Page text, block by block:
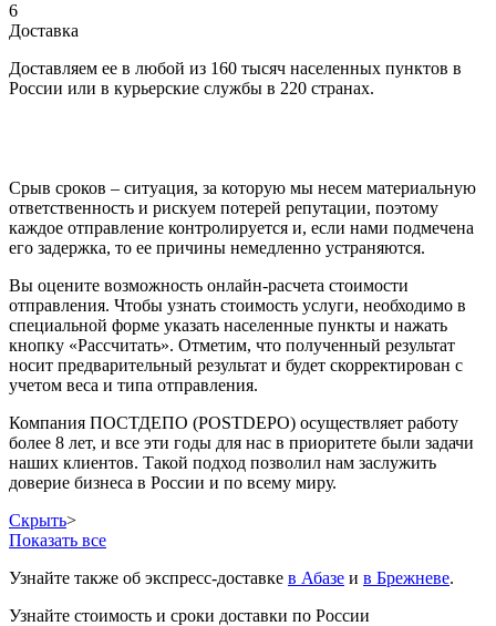
6
Доставка
Доставляем ее в любой из 160 тысяч населенных пунктов в
России или в курьерские службы в 220 странах.
Срыв сроков – ситуация, за которую мы несем материальную
ответственность и рискуем потерей репутации, поэтому
каждое отправление контролируется и, если нами подмечена
его задержка, то ее причины немедленно устраняются.
Вы оцените возможность онлайн-расчета стоимости
отправления. Чтобы узнать стоимость услуги, необходимо в
специальной форме указать населенные пункты и нажать
кнопку «Рассчитать». Отметим, что полученный результат
носит предварительный результат и будет скорректирован с
учетом веса и типа отправления.
Компания ПОСТДЕПО (POSTDEPO) осуществляет работу
более 8 лет, и все эти годы для нас в приоритете были задачи
наших клиентов. Такой подход позволил нам заслужить
доверие бизнеса в России и по всему миру.
Скрыть>
Показать все
Узнайте также об экспресс-доставке в Абазе и в Брежневе.
Узнайте стоимость и сроки доставки по России